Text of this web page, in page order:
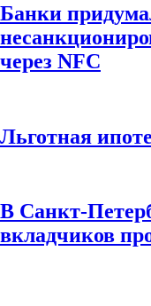
Банки
через NFC
Льготная
В Санкт-
вкладчиков